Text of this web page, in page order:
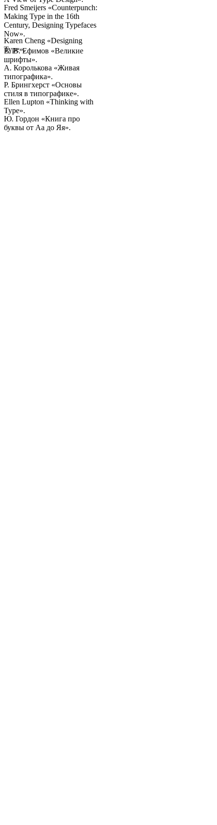
Fred Smeijers «Counterpunch:
Making Type in the 16th
Century, Designing Typefaces
Now».
Karen Cheng «Designing
Type».
В. В. Ефимов «Великие
шрифты».
А. Королькова «Живая
типографика».
Р. Брингхерст «Основы
стиля в типографике».
Ellen Lupton «Thinking with
Type».
Ю. Гордон «Книга про
буквы от Аа до Яя».